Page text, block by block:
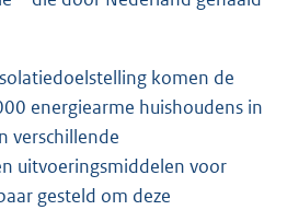
komen de
energiearme huishoudens in
verschillende
uitvoeringsmiddelen voor
gesteld om deze